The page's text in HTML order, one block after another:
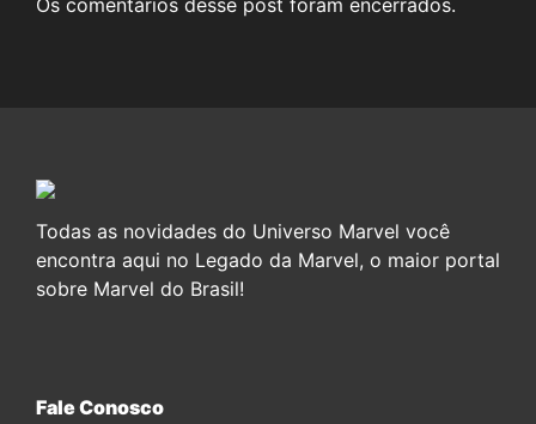
Todas as novidades do Universo Marvel você
encontra aqui no Legado da Marvel, o maior portal
sobre Marvel do Brasil!
Fale Conosco